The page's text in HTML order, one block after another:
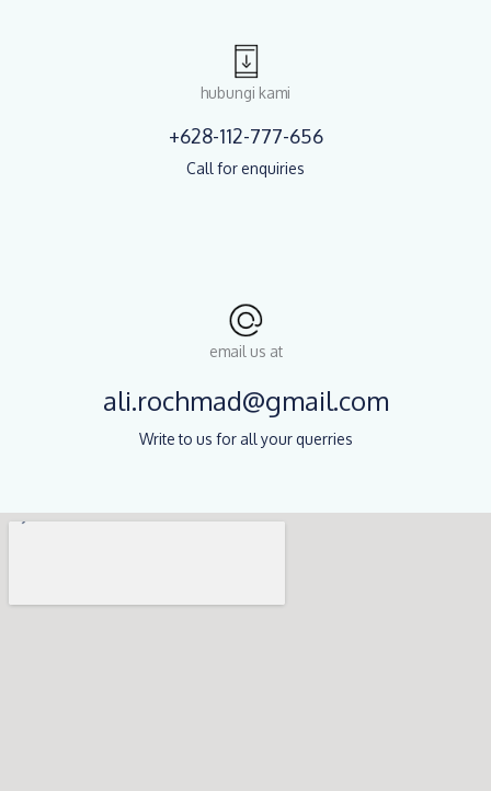
hubungi kami
+628-112-777-656
Call for enquiries
email us at
ali.rochmad@gmail.com
Write to us for all your querries